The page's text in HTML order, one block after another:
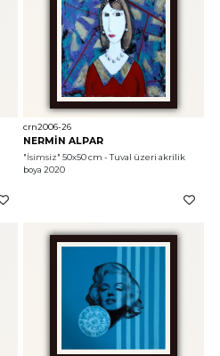
crn2006-26
NERMİN ALPAR
"İsimsiz" 50x50 cm - Tuval üzeri akrilik
boya 2020